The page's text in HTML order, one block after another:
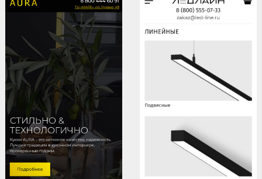
Смотреть Смотреть